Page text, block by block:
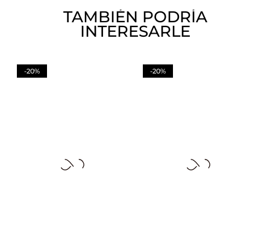
TAMBIÉN PODRÍA
INTERESARLE
-20% -20%